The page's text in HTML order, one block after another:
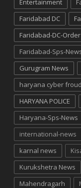
Entertainment
Faridabad DC
Faridabad-DC-Order
Faridabad-Sps-
Gurugram News
haryana cyber froud
HARYANA POLICE
Haryana-Sps-News
international-news
karnal news
Kurukshetra News
Mahendragarh